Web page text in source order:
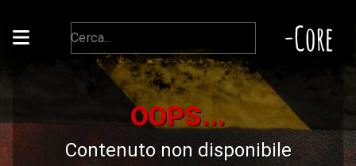
-Core
OOPS...
Contenuto non disponibile